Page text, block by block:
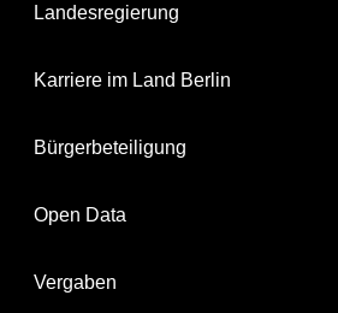
Landesregierung
Karriere im Land Berlin
Bürgerbeteiligung
Open Data
Vergaben